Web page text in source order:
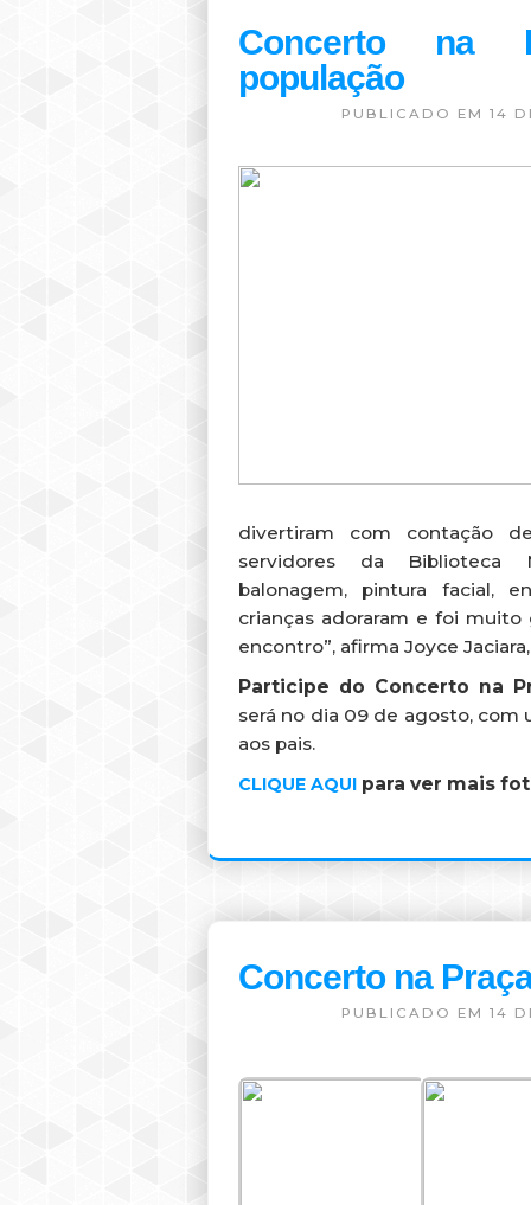
Concerto na
população
PUBLICADO EM 14
divertiram com contação
servidores da Biblioteca
balonagem, pintura facial,
crianças adoraram e foi
encontro”, afirma Joyce
Participe do Concerto na
será no dia 09 de agosto,
aos pais.
CLIQUE AQUI para ver mais
Concerto na
PUBLICADO EM 14